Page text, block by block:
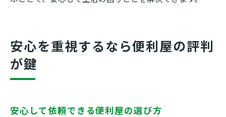
安心を重視するなら便利屋の評判
が鍵
安心して依頼できる便利屋の選び方